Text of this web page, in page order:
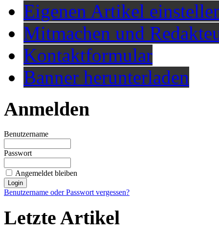
Eigenen Artikel
Mitmachen und
Kontaktformular
Banner herunterladen
Anmelden
Benutzername
Passwort
Angemeldet bleiben
Benutzername oder Passwort vergessen?
Letzte Artikel